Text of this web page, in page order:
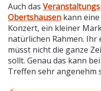
Auch das
Obertshausen kann
Konzert, ein kleiner
natürlichen Rahmen. Ihr
müsst nicht die ganze
sollt. Genau das kann
Treffen sehr angenehm